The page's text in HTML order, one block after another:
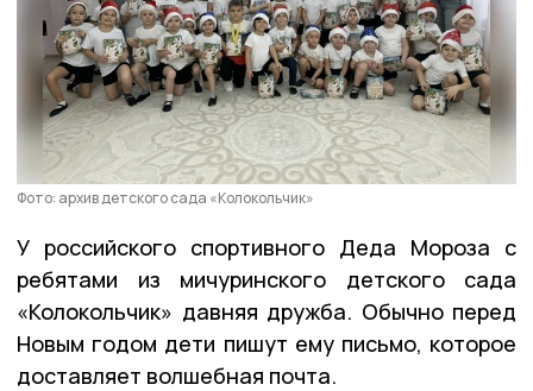
Фото: архив детского сада «Колокольчик»
У российского спортивного Деда Мороза с
ребятами из мичуринского детского сада
«Колокольчик» давняя дружба. Обычно перед
Новым годом дети пишут ему письмо, которое
доставляет волшебная почта.